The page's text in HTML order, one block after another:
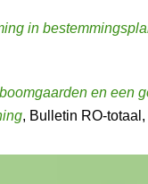
in
en een
, Bulletin RO-